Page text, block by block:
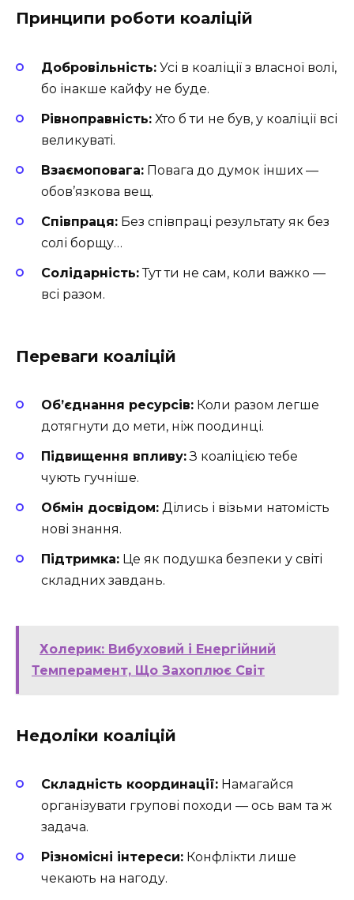
Принципи роботи коаліцій
Добровільність: Усі в коаліції з власної волі,
бо інакше кайфу не буде.
Рівноправність: Хто б ти не був, у коаліції всі
великуваті.
Взаємоповага: Повага до думок інших —
обов’язкова вещ.
Співпраця: Без співпраці результату як без
солі борщу…
Солідарність:Тут ти не сам, коли важко —
всі разом.
Переваги коаліцій
Об’єднання ресурсів: Коли разом легше
дотягнути до мети, ніж поодинці.
Підвищення впливу:З коаліцією тебе
чують гучніше.
Обмін досвідом: Ділись і візьми натомість
нові знання.
Підтримка: Це як подушка безпеки у світі
складних завдань.
Холерик: Вибуховий і Енергійний
Темперамент, Що Захоплює Світ
Недоліки коаліцій
Складність координації: Намагайся
організувати групові походи — ось вам та ж
задача.
Різномісні інтереси: Конфлікти лише
чекають на нагоду.